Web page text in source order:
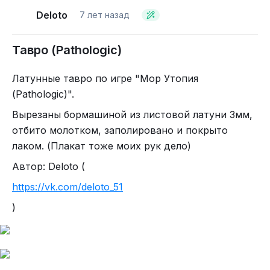
Геймплейно, это Manor Lords ещё до того, как
добываем ресурсы, обеспечиваем потребности
населения. Тут ничего прямо супер
оригинального нет. Со временем деревня
превращается в посёлок, а посёлок в город. Тут
скорее упор делается на атмосферу.
Deloto 7 лет назад
Тавро (Pathologic)
Латунные тавро по игре "Мор Утопия
(Pathologic)".
Вырезаны бормашиной из листовой латуни 3мм,
отбито молотком, заполировано и покрыто
лаком. (Плакат тоже моих рук дело)
Автор: Deloto (
https://vk.com/deloto_51
)